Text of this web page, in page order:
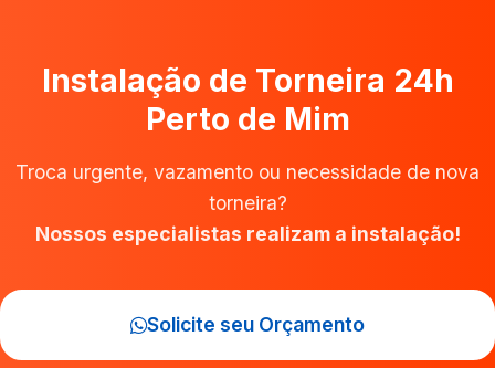
Instalação de Torneira 24h
Perto de Mim
Troca urgente, vazamento ou necessidade de nova
torneira?
Nossos especialistas realizam a instalação!
Solicite seu Orçamento